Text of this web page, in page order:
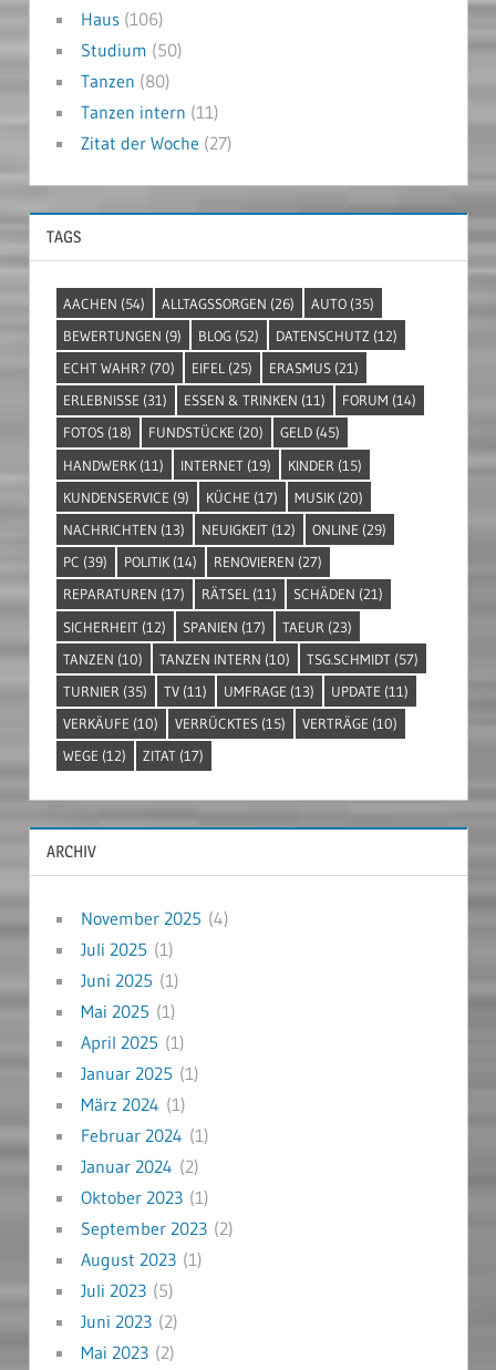
Haus(106)
Studium (50)
Tanzen (80)
Tanzen intern (11)
Zitat der Woche (27)
TAGS
AACHEN (54) ALLTAGSSORGEN (26) AUTO (35)
BEWERTUNGEN (9) BLOG (52) DATENSCHUTZ (12)
ECHT WAHR? (70) EIFEL (25) ERASMUS (21)
ERLEBNISSE (31) ESSEN & TRINKEN (11) FORUM (14)
FOTOS (18) FUNDSTÜCKE (20) GELD (45)
HANDWERK (11) INTERNET (19) KINDER (15)
KUNDENSERVICE (9) KÜCHE (17) MUSIK (20)
NACHRICHTEN (13) NEUIGKEIT (12) ONLINE (29)
PC (39) POLITIK (14) RENOVIEREN (27)
REPARATUREN (17) RÄTSEL (11) SCHÄDEN (21)
SICHERHEIT (12) SPANIEN (17) TAEUR (23)
TANZEN (10) TANZEN INTERN (10) TSG.SCHMIDT (57)
TURNIER (35) TV (11) UMFRAGE (13) UPDATE (11)
VERKÄUFE (10) VERRÜCKTES (15) VERTRÄGE (10)
WEGE (12) ZITAT (17)
ARCHIV
November 2025 (4)
Juli 2025 (1)
Juni 2025 (1)
Mai 2025 (1)
April 2025 (1)
Januar 2025 (1)
März 2024 (1)
Februar 2024 (1)
Januar 2024 (2)
Oktober 2023(1)
September 2023(2)
August 2023(1)
Juli 2023(5)
Juni 2023(2)
Mai 2023(2)